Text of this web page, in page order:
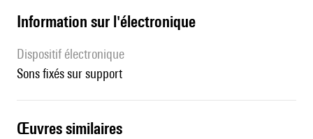
Information sur l'électronique
Dispositif électronique
sons fixés sur support
œuvres similaires